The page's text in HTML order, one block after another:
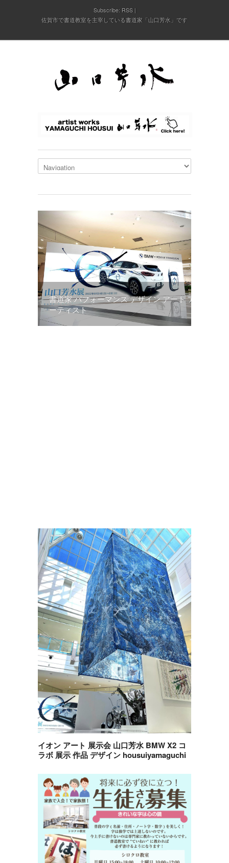
Subscribe: RSS
佐賀市で書道教室を主宰している書道家「山口芳水」です
書道家 パフォーマンス デザイン アート ア
ーティスト
イオン アート 展示会 山口芳水 BMW X2 コ
ラボ 展示 作品 デザイン housuiyamaguchi